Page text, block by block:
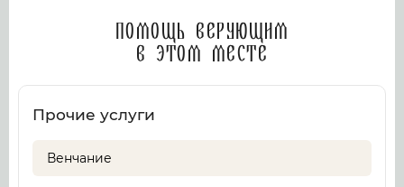
Помощь верующим
в этом месте
Прочие услуги
Венчание